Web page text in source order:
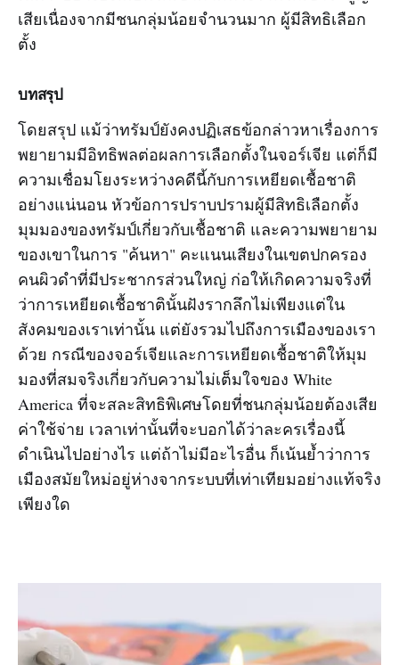
เสียเนื่องจากมีชนกลุ่มน้อยจำนวนมาก ผู้มีสิทธิเลือก
ตั้ง
บทสรุป
โดยสรุป แม้ว่าทรัมป์ยังคงปฏิเสธข้อกล่าวหาเรื่องการ
พยายามมีอิทธิพลต่อผลการเลือกตั้งในจอร์เจีย แต่ก็มี
ความเชื่อมโยงระหว่างคดีนี้กับการเหยียดเชื้อชาติ
อย่างแน่นอน หัวข้อการปราบปรามผู้มีสิทธิเลือกตั้ง
มุมมองของทรัมป์เกี่ยวกับเชื้อชาติ และความพยายาม
ของเขาในการ "ค้นหา" คะแนนเสียงในเขตปกครอง
คนผิวดำที่มีประชากรส่วนใหญ่ ก่อให้เกิดความจริงที่
ว่าการเหยียดเชื้อชาตินั้นฝังรากลึกไม่เพียงแต่ใน
สังคมของเราเท่านั้น แต่ยังรวมไปถึงการเมืองของเรา
ด้วย กรณีของจอร์เจียและการเหยียดเชื้อชาติให้มุม
มองที่สมจริงเกี่ยวกับความไม่เต็มใจของ White
America ที่จะสละสิทธิพิเศษโดยที่ชนกลุ่มน้อยต้องเสีย
ค่าใช้จ่าย เวลาเท่านั้นที่จะบอกได้ว่าละครเรื่องนี้
ดำเนินไปอย่างไร แต่ถ้าไม่มีอะไรอื่น ก็เน้นย้ำว่าการ
เมืองสมัยใหม่อยู่ห่างจากระบบที่เท่าเทียมอย่างแท้จริง
เพียงใด